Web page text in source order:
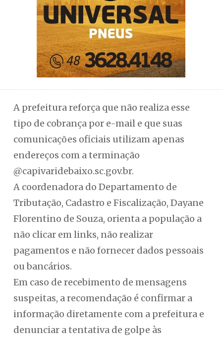
A prefeitura reforça que não realiza esse
tipo de cobrança por e-mail e que suas
comunicações oficiais utilizam apenas
endereços com a terminação
@capivaridebaixo.sc.gov.br.
A coordenadora do Departamento de
Tributação, Cadastro e Fiscalização, Dayane
Florentino de Souza, orienta a população a
não clicar em links, não realizar
pagamentos e não fornecer dados pessoais
ou bancários.
Em caso de recebimento de mensagens
suspeitas, a recomendação é confirmar a
informação diretamente com a prefeitura e
denunciar a tentativa de golpe às